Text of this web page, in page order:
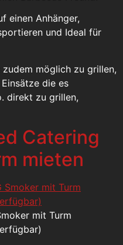
einen Anhänger,
und Ideal für
möglich zu grillen,
die es
direkt zu grillen,
Catering
mieten
mit Turm